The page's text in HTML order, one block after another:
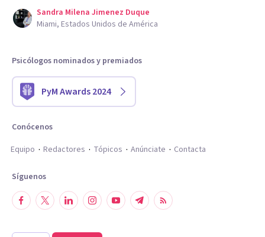
Sandra Milena Jimenez Duque
Miami, Estados Unidos de América
Psicólogos nominados y premiados
PyM Awards 2024
Conócenos
Equipo
Redactores Tópicos Anúnciate Contacta
Síguenos